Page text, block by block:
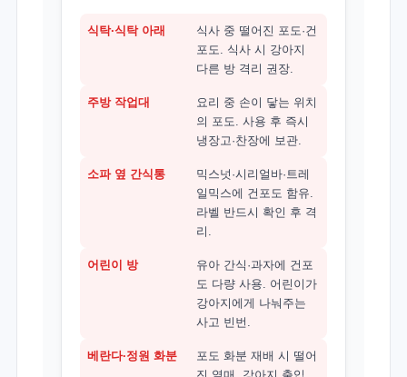
식탁·식탁 아래
식사 중 떨어진 포도·건
포도. 식사 시 강아지
다른 방 격리 권장.
주방 작업대
요리 중 손이 닿는 위치
의 포도. 사용 후 즉시
냉장고·찬장에 보관.
소파 옆 간식통
믹스넛·시리얼바·트레
일믹스에 건포도 함유.
라벨 반드시 확인 후 격
리.
어린이 방
유아 간식·과자에 건포
도 다량 사용. 어린이가
강아지에게 나눠주는
사고 빈번.
베란다·정원 화분
포도 화분 재배 시 떨어